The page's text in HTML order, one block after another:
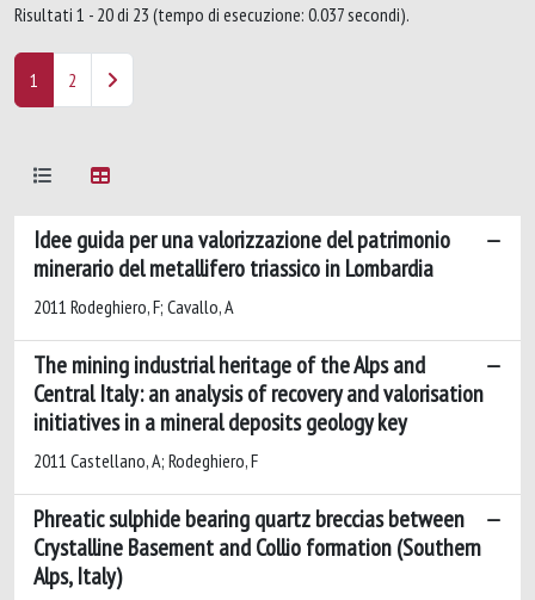
Risultati 1 - 20 di 23 (tempo di esecuzione: 0.037 secondi).
1 2
Idee guida per una valorizzazione del patrimonio
minerario del metallifero triassico in Lombardia
2011 Rodeghiero, F; Cavallo, A
The mining industrial heritage of the Alps and
Central Italy: an analysis of recovery and valorisation
initiatives in a mineral deposits geology key
2011 Castellano, A; Rodeghiero, F
Phreatic sulphide bearing quartz breccias between
Crystalline Basement and Collio formation (Southern
Alps, Italy)